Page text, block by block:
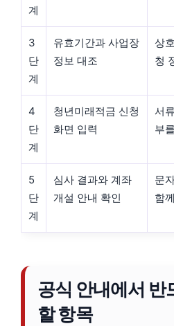
계
3
단
계
유효기간과 사업장
정보 대조
상
청
4
단
계
청년미래적금 신청
화면 입력
서
부
5
단
계
심사 결과와 계좌
개설 안내 확인
문
함
공식 안내에서 반
할 항목